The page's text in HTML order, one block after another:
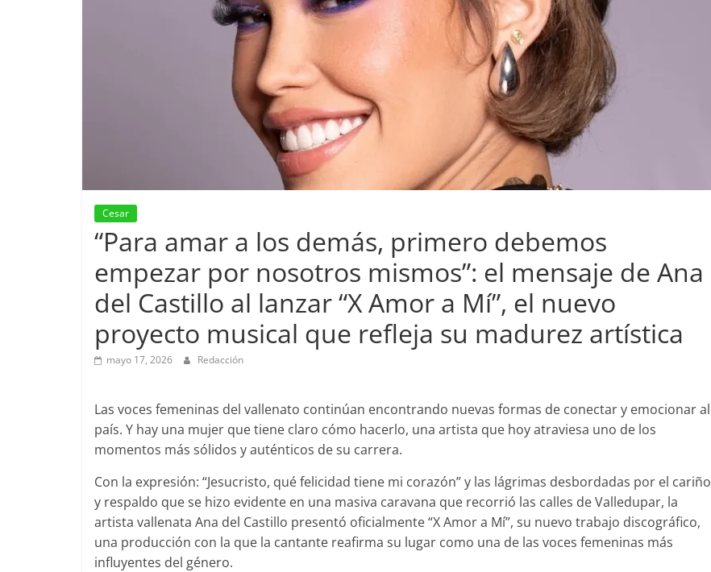
Cesar
“Para amar a los demás, primero debemos
empezar por nosotros mismos”: el mensaje de Ana
del Castillo al lanzar “X Amor a Mí”, el nuevo
proyecto musical que refleja su madurez artística
mayo 17, 2026 Redacción
Las voces femeninas del vallenato continúan encontrando nuevas formas de conectar y emocionar al
país. Y hay una mujer que tiene claro cómo hacerlo, una artista que hoy atraviesa uno de los
momentos más sólidos y auténticos de su carrera.
Con la expresión: “Jesucristo, qué felicidad tiene mi corazón” y las lágrimas desbordadas por el cariño
y respaldo que se hizo evidente en una masiva caravana que recorrió las calles de Valledupar, la
artista vallenata Ana del Castillo presentó oficialmente “X Amor a Mí”, su nuevo trabajo discográfico,
una producción con la que la cantante reafirma su lugar como una de las voces femeninas más
influyentes del género.